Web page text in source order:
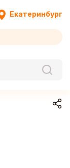
Екатеринбург